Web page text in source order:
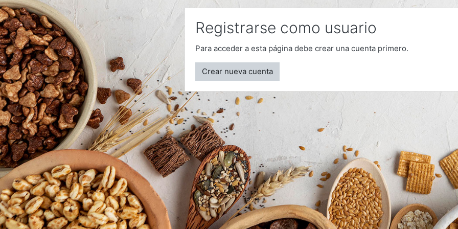
Registrarse como usuario
Para acceder a esta página debe crear una cuenta primero.
Crear nueva cuenta